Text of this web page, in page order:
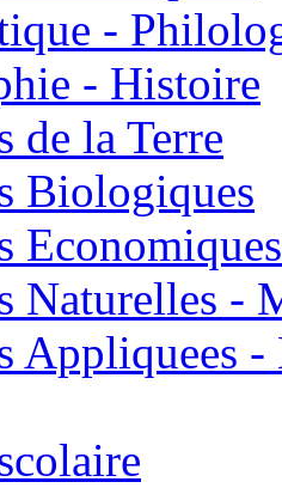
-
- Histoire
de la Terre
Biologiques
Economiques
Naturelles -
Appliquees